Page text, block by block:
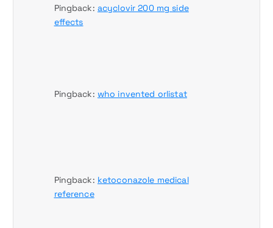
Pingback: acyclovir 200 mg side
effects
Pingback: who invented orlistat
Pingback: ketoconazole medical
reference